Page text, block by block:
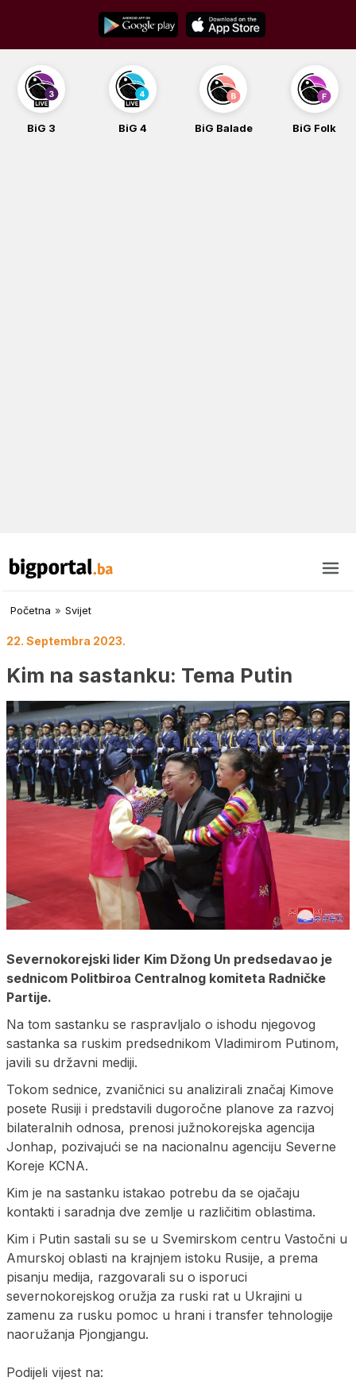
content
BiG 3 BiG 4 BiG Balade BiG Folk
Početna » Svijet
22. Septembra 2023.
Kim na sastanku: Tema Putin
Severnokorejski lider Kim Džong Un predsedavao je
sednicom Politbiroa Centralnog komiteta Radničke
Partije.
Na tom sastanku se raspravljalo o ishodu njegovog
sastanka sa ruskim predsednikom Vladimirom Putinom,
javili su državni mediji.
Tokom sednice, zvaničnici su analizirali značaj Kimove
posete Rusiji i predstavili dugoročne planove za razvoj
bilateralnih odnosa, prenosi južnokorejska agencija
Jonhap, pozivajući se na nacionalnu agenciju Severne
Koreje KCNA.
Kim je na sastanku istakao potrebu da se ojačaju
kontakti i saradnja dve zemlje u različitim oblastima.
Kim i Putin sastali su se u Svemirskom centru Vastočni u
Amurskoj oblasti na krajnjem istoku Rusije, a prema
pisanju medija, razgovarali su o isporuci
severnokorejskog oružja za ruski rat u Ukrajini u
zamenu za rusku pomoc u hrani i transfer tehnologije
naoružanja Pjongjangu.
Podijeli vijest na: